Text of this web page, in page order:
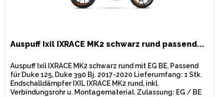
Auspuff Ixil IXRACE MK2 schwarz rund passend...
Auspuff Ixil IXRACE MK2 schwarz rund mit EG BE. Passend
für Duke 125, Duke 390 Bj. 2017-2020 Lieferumfang: 1 Stk.
Endschalldämpfer IXIL IXRACE MK2 rund, inkl.
Verbindungsrohr u. Montagematerial. Zulassung: EG / BE